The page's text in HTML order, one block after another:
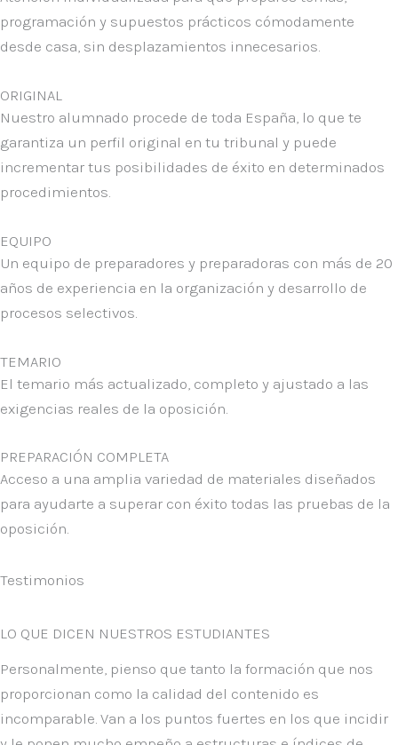
programación y supuestos prácticos cómodamente
desde casa, sin desplazamientos innecesarios.
ORIGINAL
Nuestro alumnado procede de toda España, lo que te
garantiza un perfil original en tu tribunal y puede
incrementar tus posibilidades de éxito en determinados
procedimientos.
EQUIPO
Un equipo de preparadores y preparadoras con más de 20
años de experiencia en la organización y desarrollo de
procesos selectivos
TEMARIO
El temario más actualizado, completo y ajustado a las
exigencias reales de la oposición.
PREPARACIÓN COMPLETA
Acceso a una amplia variedad de materiales diseñados
para ayudarte a superar con éxito todas las pruebas de la
oposición.
Testimonios
LO QUE DICEN NUESTROS ESTUDIANTES
Personalmente, pienso que tanto la formación que nos
proporcionan como la calidad del contenido es
incomparable. Van a los puntos fuertes en los que incidir